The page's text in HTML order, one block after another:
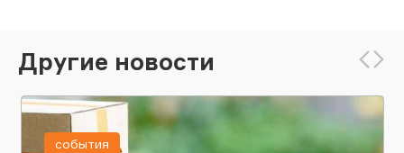
Другие новости
события